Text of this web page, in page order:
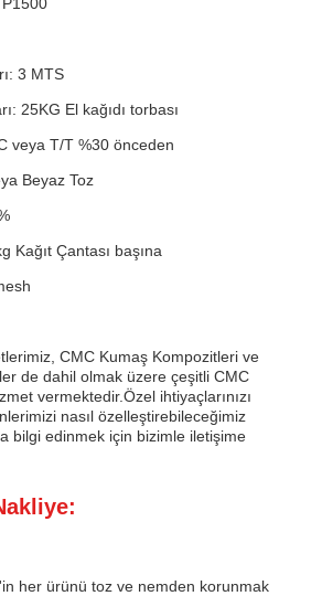
3 MTS
25KG El kağıdı torbası
veya T/T %30 önceden
Beyaz Toz
Kağıt Çantası başına
CMC Kumaş Kompozitleri ve
de dahil olmak üzere çeşitli CMC
vermektedir.Özel ihtiyaçlarınızı
nasıl özelleştirebileceğimiz
bilgi edinmek için bizimle iletişime
her ürünü toz ve nemden korunmak